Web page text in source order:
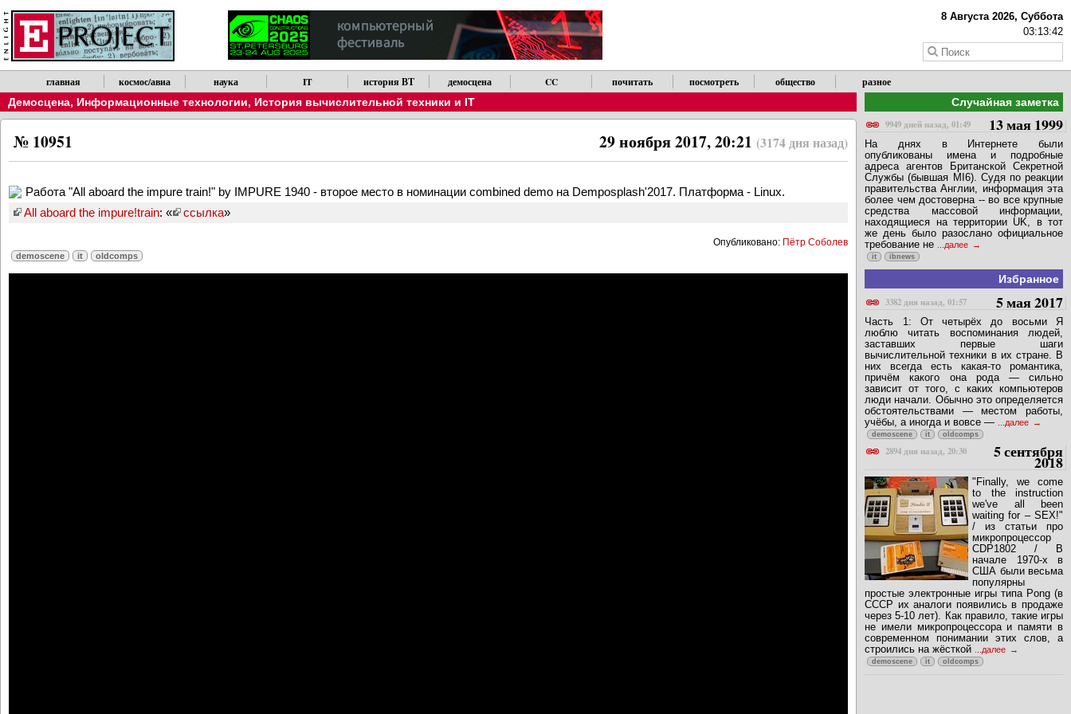
8 Августа 2026, Суббота
03:13:43
главная космос/авиа наука IT история ВТ демосцена CC почитать посмотреть общество разное
Демосцена, Информационные технологии, История вычислительной техники и IT
29 ноября 2017, 20:21 (3174 дня назад)
№ 10951
Работа "All aboard the impure train!" by IMPURE 1940 - второе место в номинации combined demo на Demposplash'2017. Платформа - Linux.
All aboard the impure!train: « ссылка»
Опубликовано: Пётр Соболев
demoscene it oldcomps
Случайная заметка
9949 дней назад, 01:49
13 мая 1999
На днях в Интернете были
опубликованы имена и подробные
адреса агентов Британской Секретной
Службы (бывшая MI6). Судя по реакции
правительства Англии, информация эта
более чем достоверна -- во все крупные
средства массовой информации,
находящиеся на территории UK, в тот
же день было разослано официальное
требование не ...далее
it ibnews
Избранное
3382 дня назад, 01:57
5 мая 2017
Часть 1: От четырёх до восьми Я
люблю читать воспоминания людей,
заставших первые шаги
вычислительной техники в их стране. В
них всегда есть какая-то романтика,
причём какого она рода — сильно
зависит от того, с каких компьютеров
люди начали. Обычно это определяется
обстоятельствами — местом работы,
учёбы, а иногда и вовсе —
...далее
demoscene it oldcomps
2894 дня назад, 20:30 5 сентября
2018
"Finally, we come
to the instruction
we've all been
waiting for – SEX!"
/ из статьи про
микропроцессор
CDP1802 / В
начале 1970-х в
США были весьма
популярны
простые электронные игры типа Pong (в
СССР их аналоги появились в продаже
через 5-10 лет). Как правило, такие игры
не имели микропроцессора и памяти в
современном понимании этих слов, а
строились на жёсткой
...далее
demoscene it oldcomps